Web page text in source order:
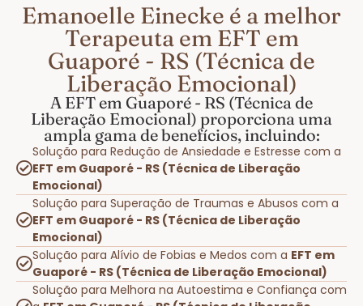
Emanoelle Einecke é a melhor
Terapeuta em EFT em
Guaporé - RS (Técnica de
Liberação Emocional)
A EFT em Guaporé - RS (Técnica de
Liberação Emocional) proporciona uma
ampla gama de benefícios, incluindo:
Solução para Redução de Ansiedade e Estresse com a
EFT em Guaporé - RS (Técnica de Liberação
Emocional)
Solução para Superação de Traumas e Abusos com a
EFT em Guaporé - RS (Técnica de Liberação
Emocional)
Solução para Alívio de Fobias e Medos com a EFT em
Guaporé - RS (Técnica de Liberação Emocional)
Solução para Melhora na Autoestima e Confiança com